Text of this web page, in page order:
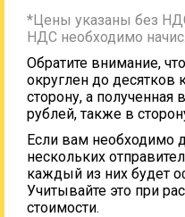
*Цены указаны без
НДС необходимо
Обратите внимание,
округлен до
сторону, а полученная
рублей, также в
Если вам необходимо
нескольких
каждый из них будет
Учитывайте это при
стоимости.